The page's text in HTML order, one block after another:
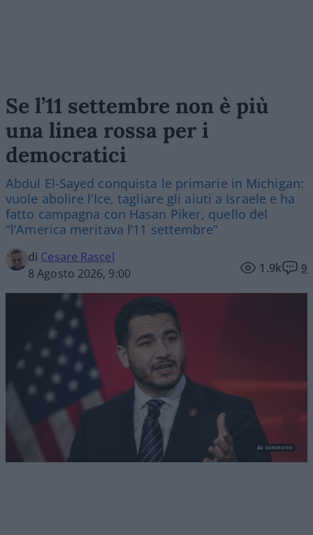
Se l’11 settembre non è più
una linea rossa per i
democratici
Abdul El-Sayed conquista le primarie in Michigan:
vuole abolire l’Ice, tagliare gli aiuti a Israele e ha
fatto campagna con Hasan Piker, quello del
“l’America meritava l’11 settembre”
di Cesare Rascel
8 Agosto 2026, 9:00
1.9k 9